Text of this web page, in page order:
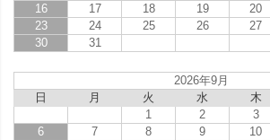
16
17 18 19 20
23
24 25 26 27
30
31
2026年9月
日
月 火 水 木
1
2 3
6
7 8 9 10